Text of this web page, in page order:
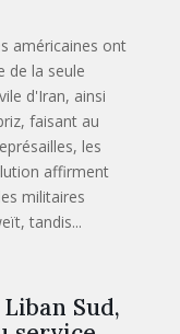
américaines ont
de la seule
d'Iran, ainsi
faisant au
les
affirment
militaires
tandis...
Sud,